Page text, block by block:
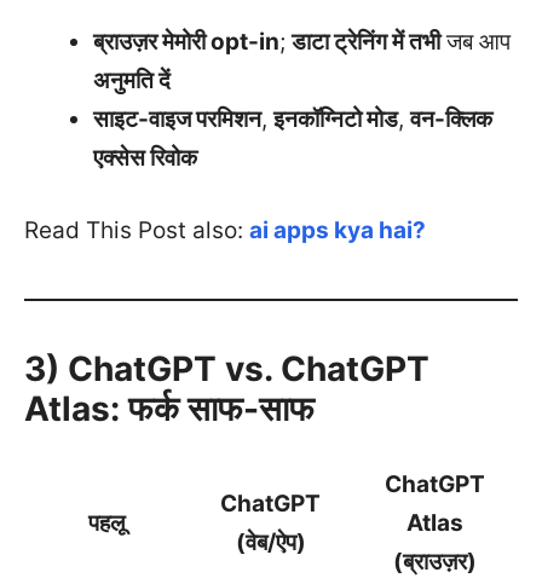
ब्राउज़र मेमोरी opt-in;डाटा ट्रेनिंग में तभीजब आप
अनुमति दें
साइट-वाइज परमिशन,इनकॉग्निटो मोड,वन-क्लिक
एक्सेस रिवोक
Read This Post also: ai apps kya hai?
3) ChatGPT vs. ChatGPT
Atlas: फर्क साफ-साफ
पहलू
ChatGPT
(वेब/ऐप)
ChatGPT
Atlas
(ब्राउज़र)